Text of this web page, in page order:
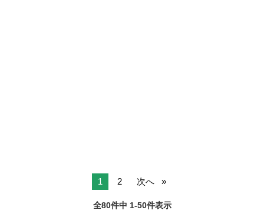
1 2 次へ
全80件中 1-50件表示